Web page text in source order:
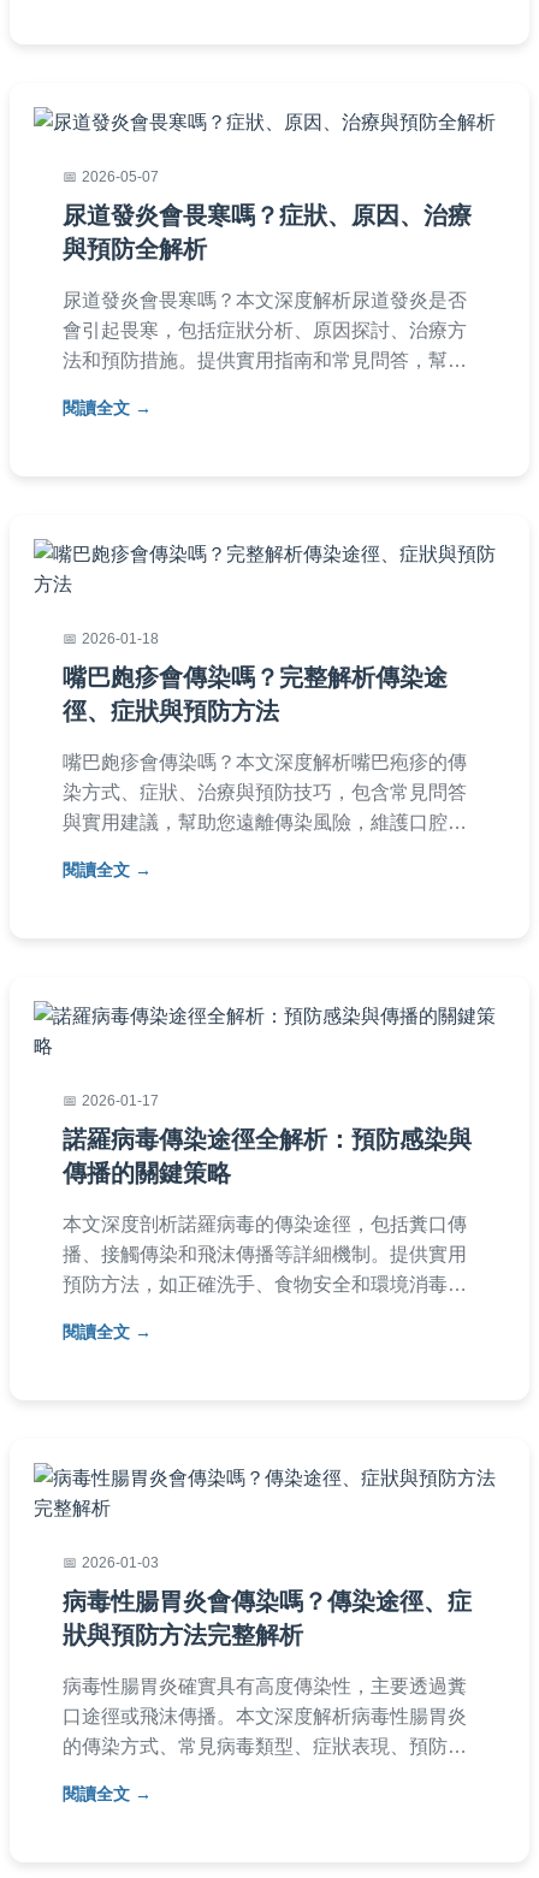
2026-05-07
尿道發炎會畏寒嗎？症狀、原因、治療
與預防全解析
尿道發炎會畏寒嗎？本文深度解析尿道發炎是否
會引起畏寒，包括症狀分析、原因探討、治療方
法和預防措施。提供實用指南和常見問答，幫助
閱讀全文
2026-01-18
嘴巴皰疹會傳染嗎？完整解析傳染途
徑、症狀與預防方法
嘴巴皰疹會傳染嗎？本文深度解析嘴巴疱疹的傳
染方式、症狀、治療與預防技巧，包含常見問答
與實用建議，幫助您遠離傳染風險，維護口腔健
起。
閱讀全文
2026-01-17
諾羅病毒傳染途徑全解析：預防感染與
傳播的關鍵策略
本文深度剖析諾羅病毒的傳染途徑，包括糞口傳
播、接觸傳染和飛沫傳播等詳細機制。提供實用
預防方法，如正確洗手、食物安全和環境消毒，
解如何阻斷諾羅傳染途徑，保護家人健康。
閱讀全文
2026-01-03
病毒性腸胃炎會傳染嗎？傳染途徑、症
狀與預防方法完整解析
病毒性腸胃炎確實具有高度傳染性，主要透過糞
口途徑或飛沫傳播。本文深度解析病毒性腸胃炎
的傳染方式、常見病毒類型、症狀表現、預防措
效防範感染。內容基於醫學常識，提供實用建
閱讀全文